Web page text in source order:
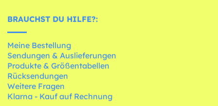
BRAUCHST DU HILFE?:
Meine Bestellung
Sendungen & Auslieferungen
Produkte & Größentabellen
Rücksendungen
Weitere Fragen
Klarna - Kauf auf Rechnung